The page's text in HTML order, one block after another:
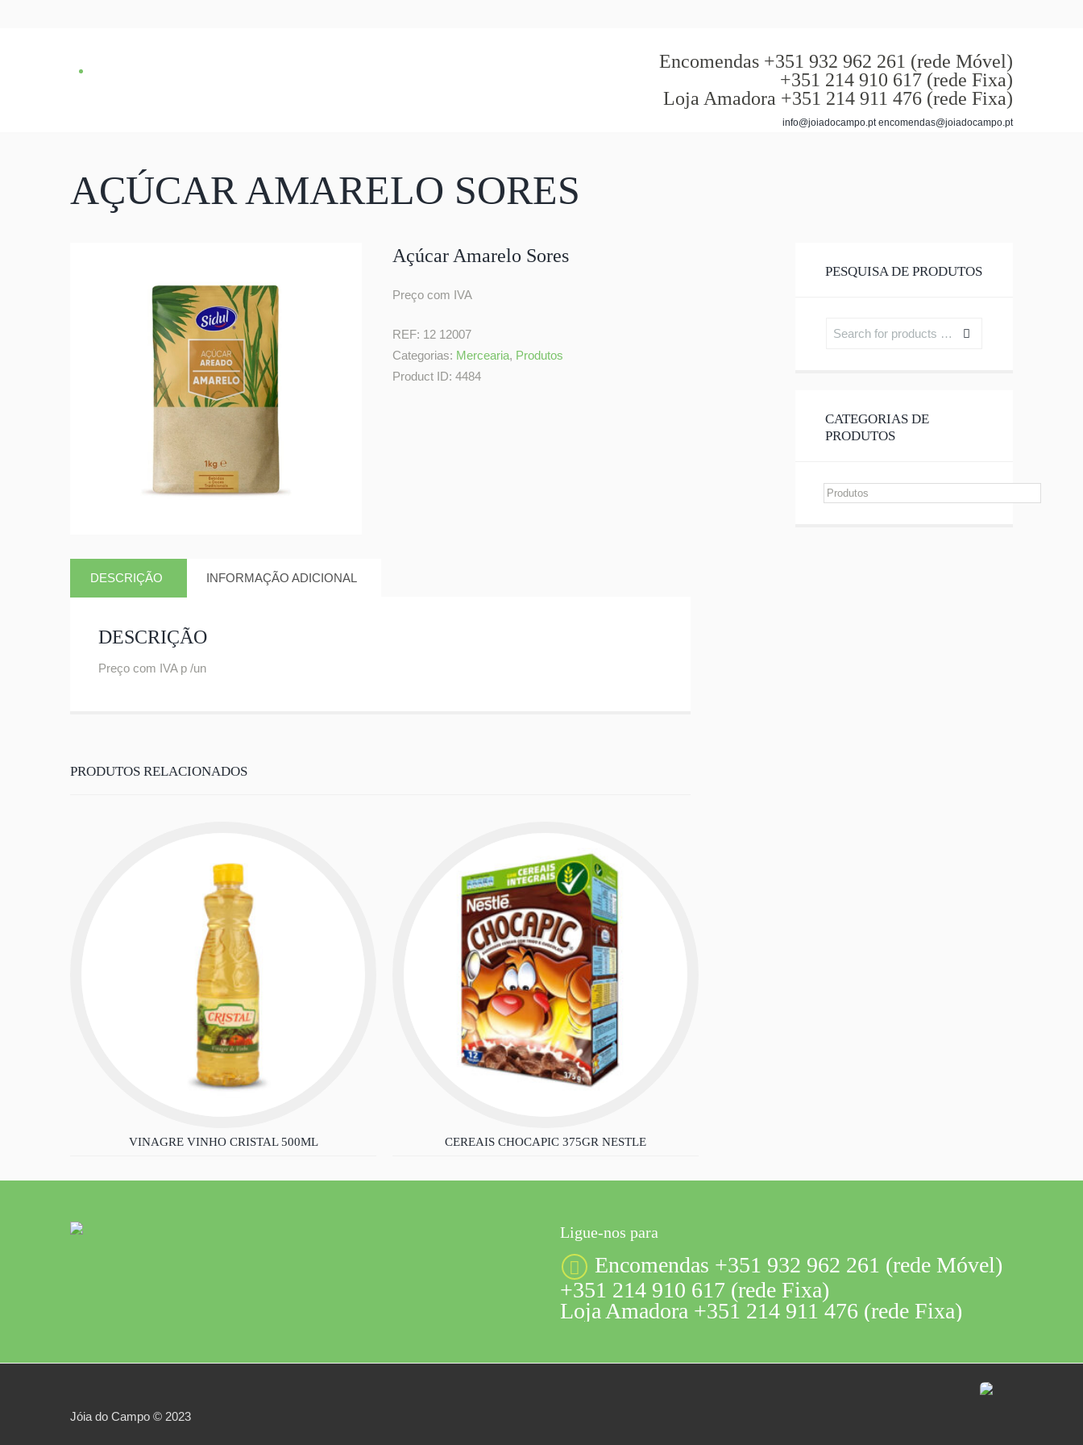
Encomendas +351 932 962 261 (rede Móvel)
+351 214 910 617 (rede Fixa)
Loja Amadora +351 214 911 476 (rede Fixa)
info@joiadocampo.pt encomendas@joiadocampo.pt
AÇÚCAR AMARELO SORES
Açúcar Amarelo Sores
Preço com IVA
REF: 12 12007
Categorias: Mercearia, Produtos
Product ID:4484
DESCRIÇÃO INFORMAÇÃO ADICIONAL
DESCRIÇÃO
Preço com IVA p /un
PRODUTOS RELACIONADOS
VINAGRE VINHO CRISTAL 500ML CEREAIS CHOCAPIC 375GR NESTLE
PESQUISA DE PRODUTOS
CATEGORIAS DE
PRODUTOS
Ligue-nos para
Encomendas +351 932 962 261 (rede Móvel)
+351 214 910 617 (rede Fixa)
Loja Amadora +351 214 911 476 (rede Fixa)
Jóia do Campo © 2023